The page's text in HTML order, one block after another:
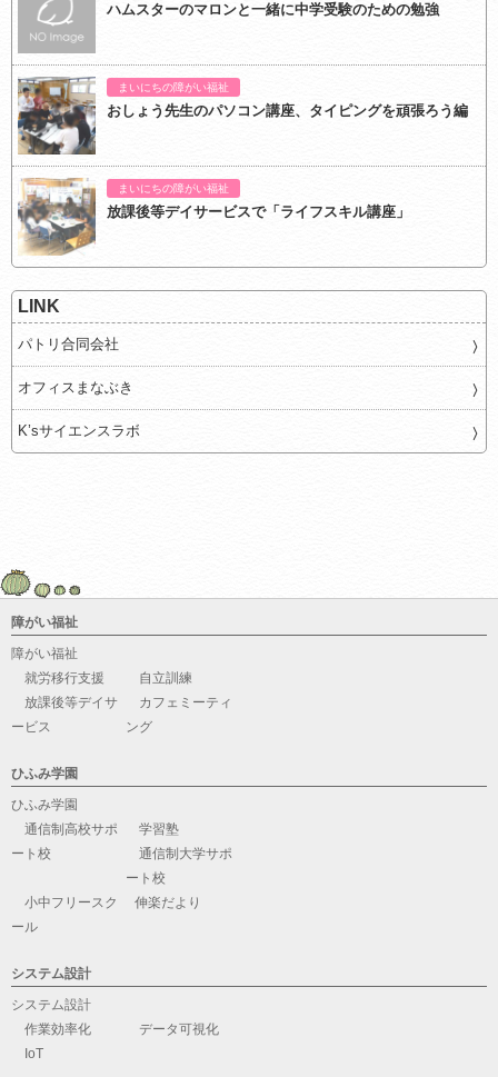
ハムスターのマロンと一緒に中学受験のための勉強
まいにちの障がい福祉
おしょう先生のパソコン講座、タイピングを頑張ろう編
まいにちの障がい福祉
放課後等デイサービスで「ライフスキル講座」
LINK
パトリ合同会社
オフィスまなぶき
K’sサイエンスラボ
障がい福祉
障がい福祉
就労移行支援
自立訓練
放課後等デイサ
ービス
カフェミーティ
ング
ひふみ学園
ひふみ学園
通信制高校サポ
ート校
学習塾
通信制大学サポ
ート校
小中フリースク
ール
伸楽だより
システム設計
システム設計
作業効率化
データ可視化
IoT